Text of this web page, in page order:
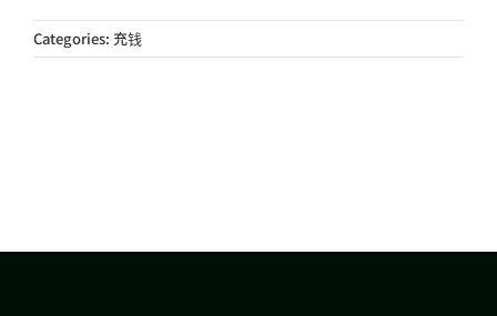
Categories: 充钱